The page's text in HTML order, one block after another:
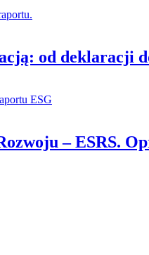
od deklaracji
– ESRS.